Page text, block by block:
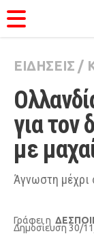
ΚΑΤΗΓΟΡΊΕΣ
Ειδήσεις
Θέματα
Videos
Podcasts
Life
ΕΙΔΗΣΕΙΣ /
για τον
με
Άγνωστη μέχρι
Γράφει η
Δημοσίευση 30/